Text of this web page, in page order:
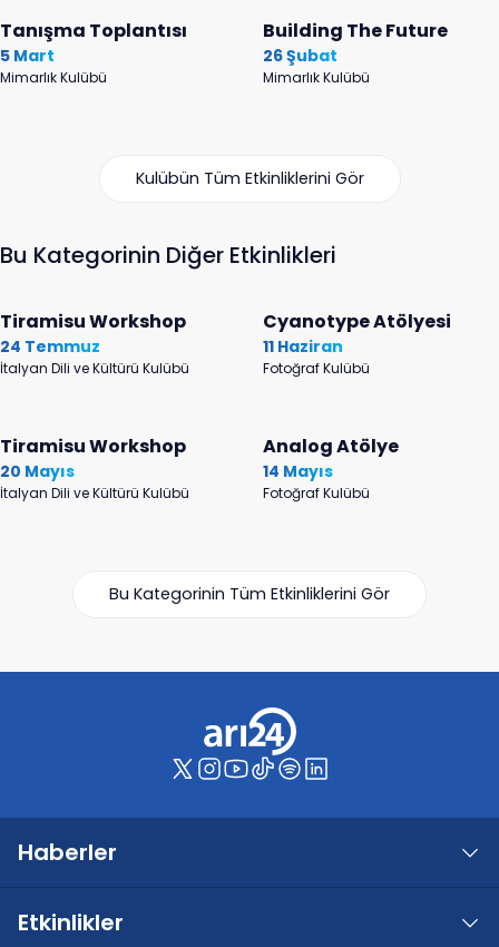
Tanışma Toplantısı
5 Mart
Mimarlık Kulübü
Building The Future
26 Şubat
Mimarlık Kulübü
Kulübün Tüm Etkinliklerini Gör
Bu Kategorinin Diğer Etkinlikleri
Tiramisu Workshop
24 Temmuz
İtalyan Dili ve Kültürü Kulübü
Cyanotype Atölyesi
11 Haziran
Fotoğraf Kulübü
Tiramisu Workshop
20 Mayıs
İtalyan Dili ve Kültürü Kulübü
Analog Atölye
14 Mayıs
Fotoğraf Kulübü
Bu Kategorinin Tüm Etkinliklerini Gör
Haberler
Etkinlikler